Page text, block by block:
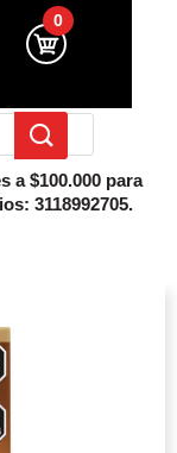
0
a $100.000 para
3118992705.